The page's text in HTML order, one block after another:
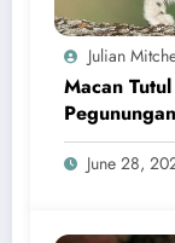
Julian
Macan
June 28,